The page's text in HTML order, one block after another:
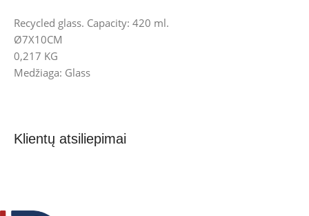
Recycled glass. Capacity: 420 ml.
Ø7X10CM
0,217 KG
Medžiaga: Glass
Klientų atsiliepimai